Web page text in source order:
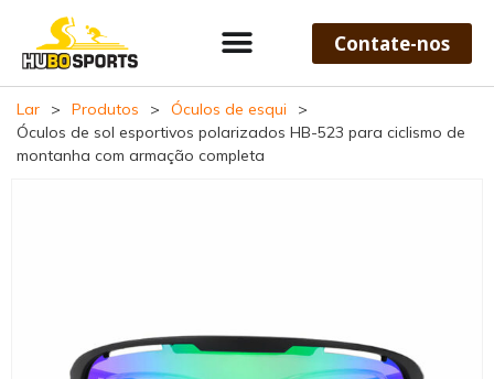
Contate-nos
Lar > Produtos > Óculos de esqui
>
Óculos de sol esportivos polarizados HB-523 para ciclismo de
montanha com armação completa